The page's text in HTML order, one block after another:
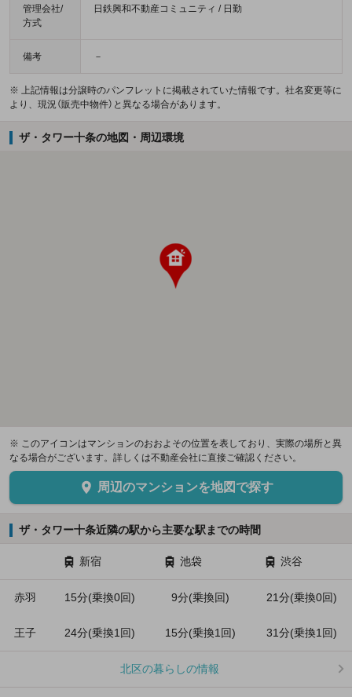
管理会社/
方式
日鉄興和不動産コミュニティ / 日勤
備考 －
※ 上記情報は分譲時のパンフレットに掲載されていた情報です。社名変更等に
より、現況（販売中物件）と異なる場合があります。
ザ・タワー十条の地図・周辺環境
※ このアイコンはマンションのおおよその位置を表しており、実際の場所と異
なる場合がございます。詳しくは不動産会社に直接ご確認ください。
周辺のマンションを地図で探す
ザ・タワー十条近隣の駅から主要な駅までの時間
新宿 池袋 渋谷
赤羽 15分(乗換0回) 9分(乗換回) 21分(乗換0回)
王子 24分(乗換1回) 15分(乗換1回) 31分(乗換1回)
北区の暮らしの情報